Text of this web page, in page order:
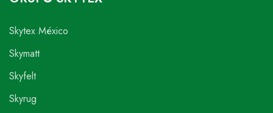
Skytex México
Skymatt
Skyfelt
Skyrug